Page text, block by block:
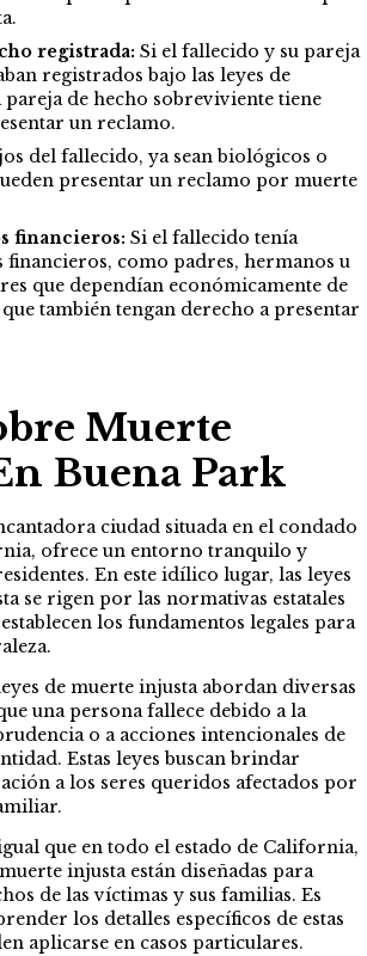
registrada: Si el fallecido y su pareja
registrados bajo las leyes de
de hecho sobreviviente tiene
un reclamo.
del fallecido, ya sean biológicos o
presentar un reclamo por muerte
financieros: Si el fallecido tenía
financieros, como padres, hermanos u
que dependían económicamente de
también tengan derecho a presentar
Muerte
Buena Park
ciudad situada en el condado
ofrece un entorno tranquilo y
En este idílico lugar, las leyes
se rigen por las normativas estatales
los fundamentos legales para
de muerte injusta abordan diversas
una persona fallece debido a la
o a acciones intencionales de
Estas leyes buscan brindar
a los seres queridos afectados por
que en todo el estado de California,
injusta están diseñadas para
de las víctimas y sus familias. Es
los detalles específicos de estas
aplicarse en casos particulares.